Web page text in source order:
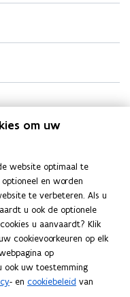
info
cuniculus
om uw
website optimaal te
en worden
te verbeteren. Als u
u ook de optionele
u aanvaardt? Klik
cookievoorkeuren op elk
op
ook uw toestemming
- en cookiebeleid van